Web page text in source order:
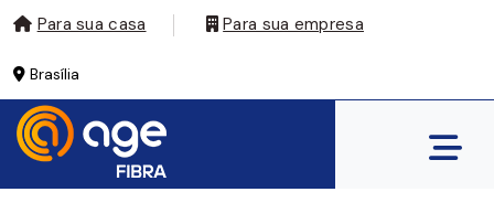
Para sua casa Para sua empresa
Brasília